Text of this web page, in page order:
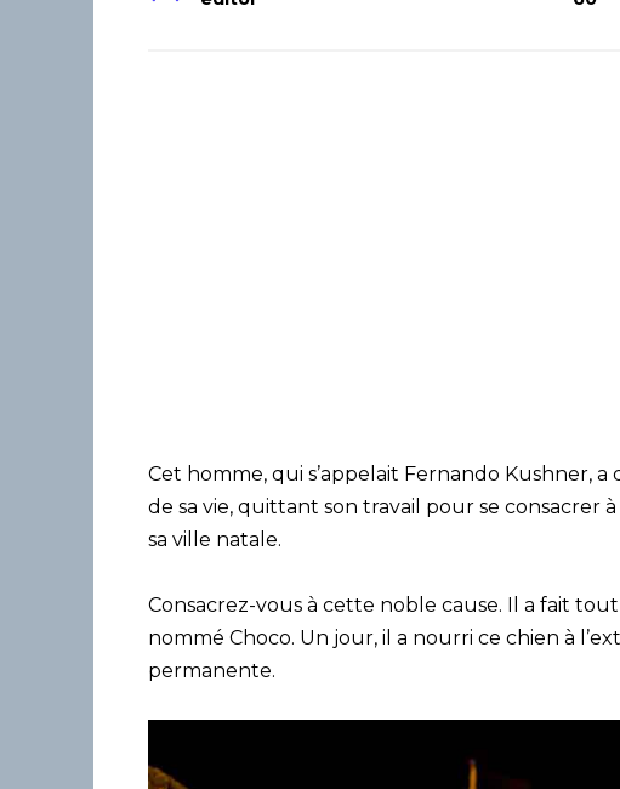
Cet homme, qui s’appelait Fernando Kushner,
de sa vie, quittant son travail pour se consacrer
sa ville natale.
Consacrez-vous à cette noble cause. Il a fait
nommé Choco. Un jour, il a nourri ce chien à
permanente.